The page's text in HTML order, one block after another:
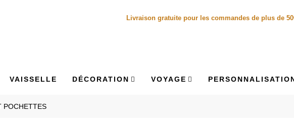
Livraison gratuite pour les commandes de plus de
VAISSELLE DÉCORATION VOYAGE
POCHETTES